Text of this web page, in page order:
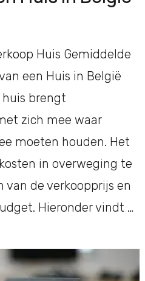
Huis Gemiddelde
een Huis in België
huis brengt
zich mee waar
moeten houden. Het
in overweging te
de verkoopprijs en
Hieronder vindt …